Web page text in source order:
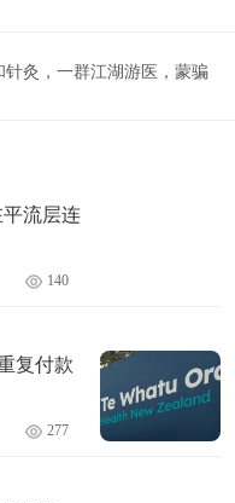
灸，一群江湖游医，蒙骗
流层连
140
复付款
277